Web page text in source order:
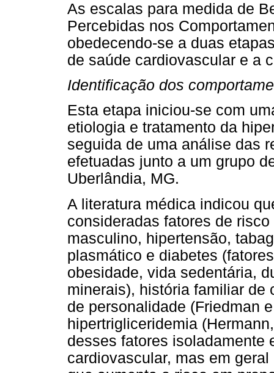
As escalas para medida de
Percebidas nos
obedecendo-se a duas
de saúde cardiovascular e a
Identificação dos
Esta etapa iniciou-se com
etiologia e tratamento da
seguida de uma análise das
efetuadas junto a um grupo
Uberlândia, MG.
A literatura médica indicou
consideradas fatores de
masculino, hipertensão,
plasmático e diabetes
obesidade, vida sedentária,
minerais), história familiar de
de personalidade (Friedman
hipertrigliceridemia
desses fatores isoladamente
cardiovascular, mas em